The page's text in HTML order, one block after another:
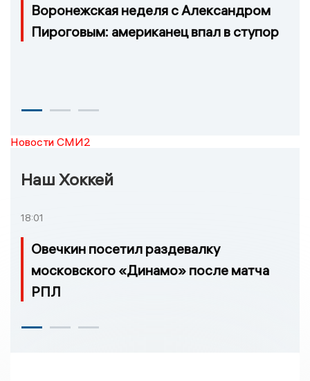
Воронежская неделя с Александром
Пироговым: американец впал в ступор
Новости СМИ2
Наш Хоккей
18:01
Овечкин посетил раздевалку
московского «Динамо» после матча
РПЛ